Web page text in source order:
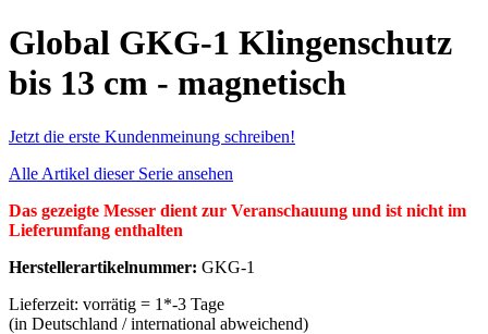
Global GKG-1 Klingenschutz
bis 13 cm - magnetisch
Jetzt die erste Kundenmeinung schreiben!
Alle Artikel dieser Serie ansehen
Das gezeigte Messer dient zur Veranschauung und ist nicht im
Lieferumfang enthalten
Herstellerartikelnummer: GKG-1
Lieferzeit: vorrätig = 1*-3 Tage
(in Deutschland / international abweichend)